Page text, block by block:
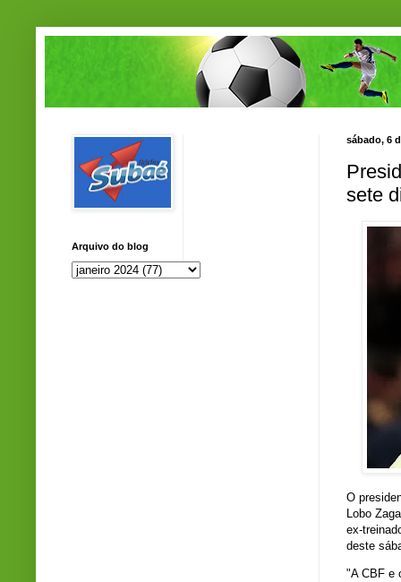
sábado, 6
sete
O
Lobo
ex-
deste
"A CBF e
Arquivo do blog